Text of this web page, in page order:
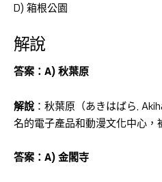
D) 箱根公園
解說
答案：A) 秋葉原
解說 ：秋葉原（あきはばら,
名的電子產品和動漫文化中心，
答案：A) 金閣寺